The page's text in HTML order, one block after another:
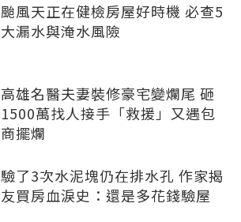
颱風天正在健檢房屋好時機 必查5
大漏水與淹水風險
高雄名醫夫妻裝修豪宅變爛尾 砸
1500萬找人接手「救援」又遇包
商擺爛
驗了3次水泥塊仍在排水孔 作家揭
友買房血淚史：還是多花錢驗屋